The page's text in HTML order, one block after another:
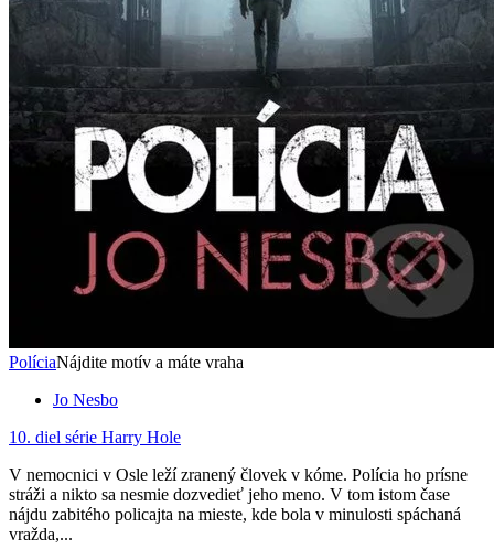
PolíciaNájdite motív a máte vraha
Jo Nesbo
10. diel série Harry Hole
V nemocnici v Osle leží zranený človek v kóme. Polícia ho prísne
stráži a nikto sa nesmie dozvedieť jeho meno. V tom istom čase
nájdu zabitého policajta na mieste, kde bola v minulosti spáchaná
vražda,...